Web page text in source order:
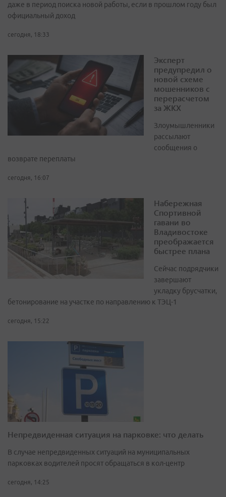
даже в период поиска новой работы, если в прошлом году был
официальный доход
сегодня, 18:33
Эксперт
предупредил о
новой схеме
мошенников с
перерасчетом
за ЖКХ
Злоумышленники
рассылают
сообщения о
возврате переплаты
сегодня, 16:07
Набережная
Спортивной
гавани во
Владивостоке
преображается
быстрее плана
Сейчас подрядчики
завершают
укладку брусчатки,
бетонирование на участке по направлению к ТЭЦ-1
сегодня, 15:22
Непредвиденная ситуация на парковке: что делать
В случае непредвиденных ситуаций на муниципальных
парковках водителей просят обращаться в кол-центр
сегодня, 14:25